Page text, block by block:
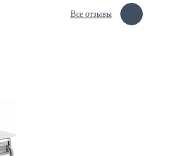
Все отзывы